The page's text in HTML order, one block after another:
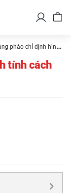
phào chỉ định hình
tính cách